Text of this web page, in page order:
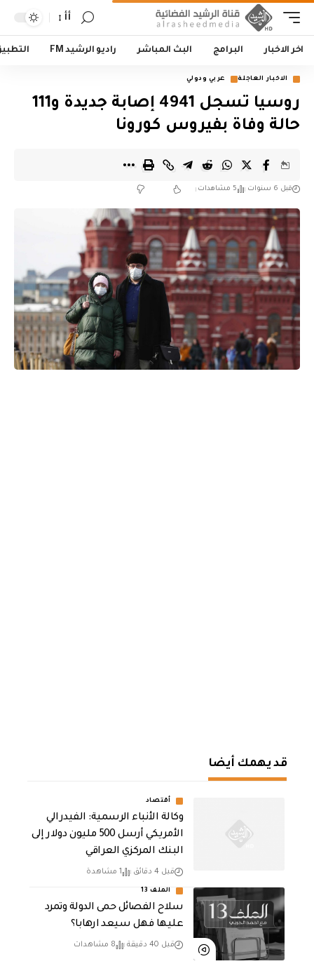
أأ
اخر الاخبار البرامج البث المباشر راديو الرشيد FM
الاخبار العاجلة عربي ودولي
روسيا تسجل 4941 إصابة جديدة و111
حالة وفاة بفيروس كورونا
قبل 6 سنوات 5 مشاهدات
قد يهمك أيضا
أقتصاد
وكالة الأنباء الرسمية: الفيدرالي
الأمريكي أرسل 500 مليون دولار إلى
البنك المركزي العراقي
قبل 4 دقائق 1 مشاهدة
الملف 13
سلاح الفصائل حمى الدولة وتمرد
عليها فهل سيعد ارهابا؟
قبل 40 دقيقة 8 مشاهدات